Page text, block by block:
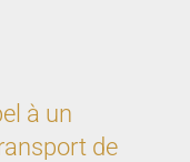
à un
de